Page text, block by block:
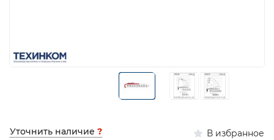
Уточнить наличие ? В избранное